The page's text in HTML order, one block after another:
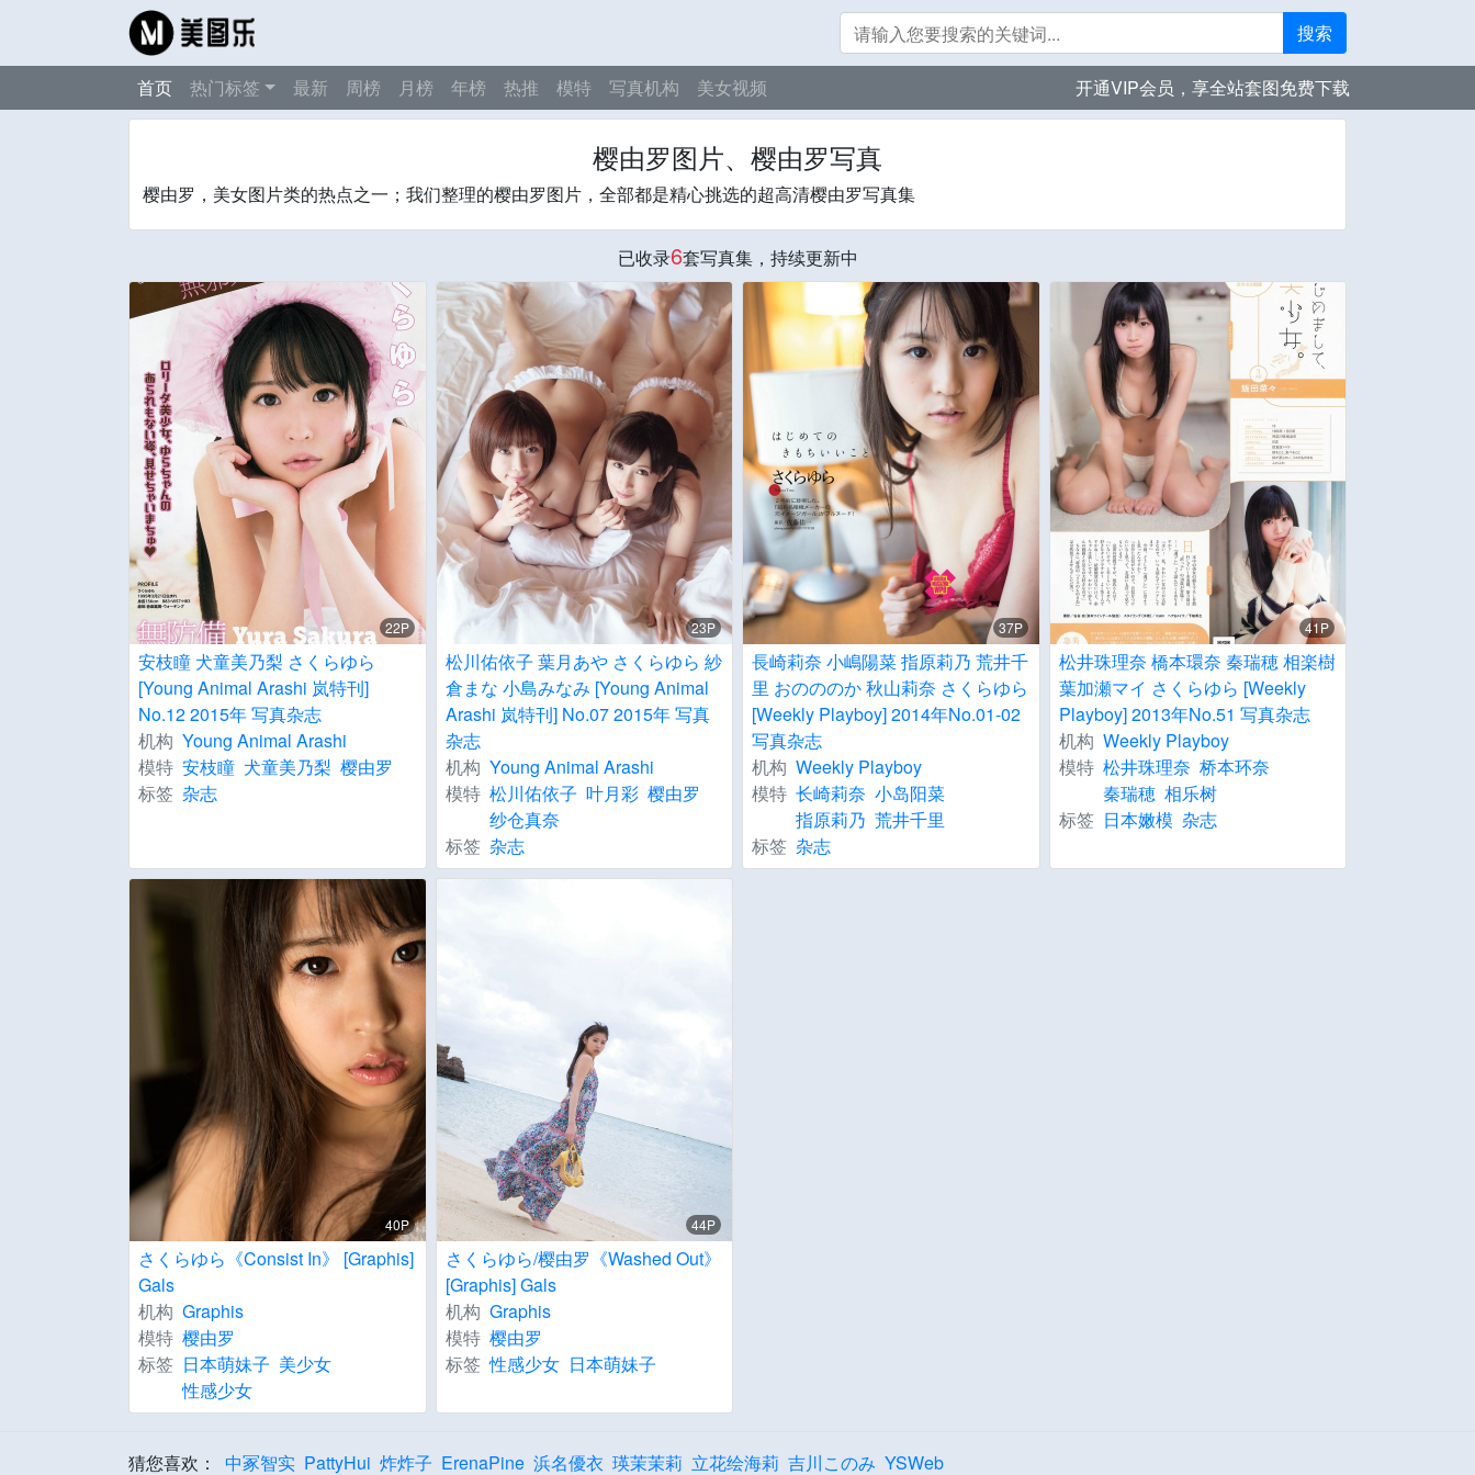
搜索
首页 热门标签 最新 周榜 月榜 年榜 热推 模特 写真机构 美女视频 开通VIP会员，享全站套图免费下载
樱由罗图片、樱由罗写真
樱由罗，美女图片类的热点之一；我们整理的樱由罗图片，全部都是精心挑选的超高清樱由罗写真集
已收录6套写真集，持续更新中
22P
安枝瞳 犬童美乃梨 さくらゆら
[Young Animal Arashi 岚特刊]
No.12 2015年 写真杂志
机构 Young Animal Arashi
模特 安枝瞳 犬童美乃梨 樱由罗
标签 杂志
23P
松川佑依子 葉月あや さくらゆら 紗
倉まな 小島みなみ [Young Animal
Arashi 岚特刊] No.07 2015年 写真
杂志
机构 Young Animal Arashi
模特 松川佑依子 叶月彩 樱由罗
纱仓真奈
标签 杂志
37P
長崎莉奈 小嶋陽菜 指原莉乃 荒井千
里 おのののか 秋山莉奈 さくらゆら
[Weekly Playboy] 2014年No.01-02
写真杂志
机构 Weekly Playboy
模特 长崎莉奈 小岛阳菜
指原莉乃 荒井千里
标签 杂志
41P
松井珠理奈 橋本環奈 秦瑞穂 相楽樹
葉加瀬マイ さくらゆら [Weekly
Playboy] 2013年No.51 写真杂志
机构 Weekly Playboy
模特 松井珠理奈 桥本环奈
秦瑞穂 相乐树
标签 日本嫩模 杂志
40P
さくらゆら《Consist In》 [Graphis]
Gals
机构 Graphis
模特 樱由罗
标签 日本萌妹子 美少女
性感少女
44P
さくらゆら/樱由罗《Washed Out》
[Graphis] Gals
机构 Graphis
模特 樱由罗
标签 性感少女 日本萌妹子
猜您喜欢： 中冢智实 PattyHui 炸炸子 ErenaPine 浜名優衣 瑛茉茉莉 立花绘海莉 吉川このみ YSWeb